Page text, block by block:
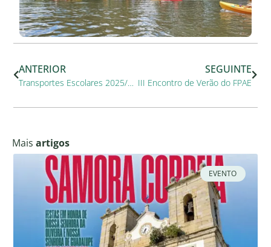
ANTERIOR
Transportes Escolares 2025/2026 – Candidaturas Abertas
SEGUINTE
III Encontro de Verão do FPAE
Mais artigos
EVENTO